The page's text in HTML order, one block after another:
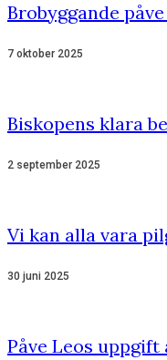
Brobyggande
7 oktober 2025
Biskopens klara
2 september 2025
Vi kan alla vara
30 juni 2025
Påve Leos uppgift